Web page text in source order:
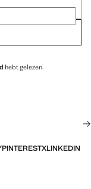
hebt gelezen.
PINTERESTXLINKEDIN